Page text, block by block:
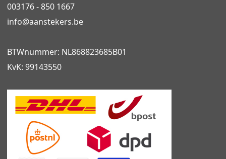
003176 - 850 1667
info@aanstekers.be
BTWnummer: NL868823685B01
KvK: 99143550